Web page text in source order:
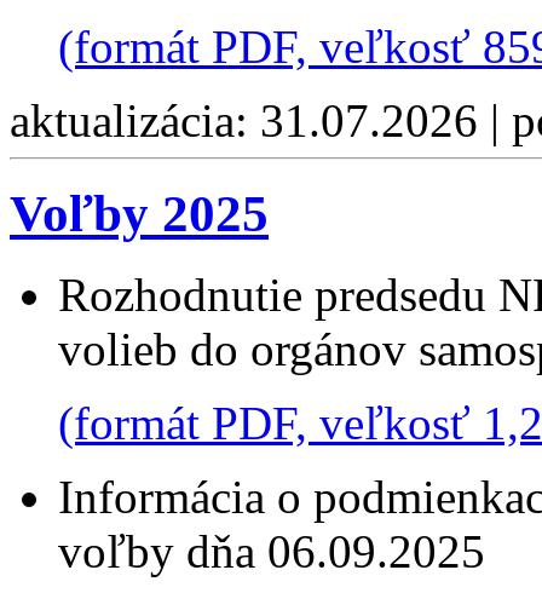
(formát PDF, veľkosť
aktualizácia: 31.07.2026 |
Voľby 2025
Rozhodnutie predsedu
volieb do orgánov
(formát PDF, veľkosť
Informácia o
voľby dňa 06.09.2025